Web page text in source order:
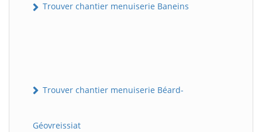
Trouver chantier menuiserie Baneins
Trouver chantier menuiserie Béard-
Géovreissiat